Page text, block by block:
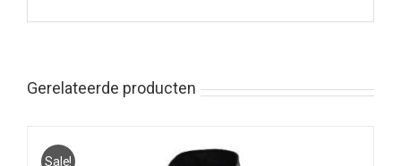
Gerelateerde producten
Sale!